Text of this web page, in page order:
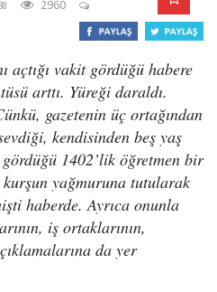
2960
açtığı vakit gördüğü habere
arttı. Yüreği daraldı.
gazetenin üç ortağından
kendisinden beş yaş
1402’lik öğretmen bir
kurşun yağmuruna tutularak
haberde. Ayrıca onunla
iş ortaklarının,
da yer